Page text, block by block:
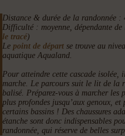
Distance & durée de la randonnée :
Difficulté : moyenne, dépendante
le tracé)
Le point de départ se trouve au
aquatique Aqualand.
Pour atteindre cette cascade isolée,
marche. Le parcours suit le lit de la
balisé. Préparez-vous à marcher les
plus profondes jusqu’aux genoux,
certains bassins ! Des chaussures
étanche sont donc indispensables
randonnée, qui réserve de belles